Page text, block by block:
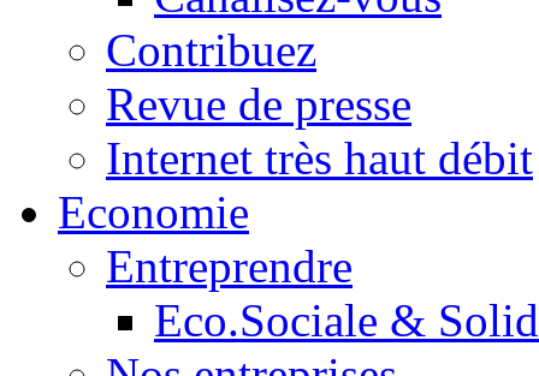
Contribuez
Revue de presse
Internet très haut débit
Economie
Entreprendre
Eco.Sociale &